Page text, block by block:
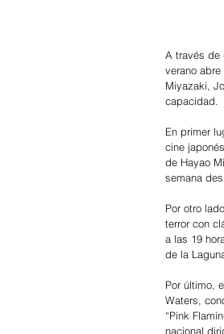
A través de
verano
Miyazaki,
capacidad.
En primer
cine
de Hayao
semana
Por otro
terror con
a las 19
de la
Por último,
Waters,
“Pink
nacional